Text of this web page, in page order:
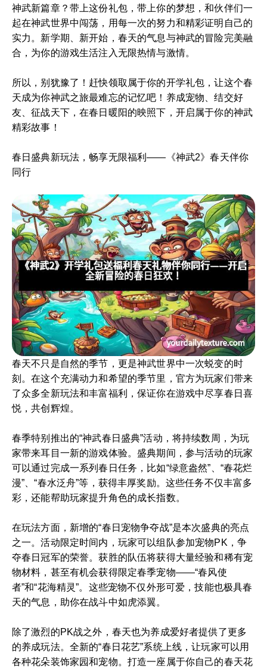
神武新篇章？带上这份礼包，带上你的梦想，和伙伴们一
起在神武世界中闯荡，用每一次的努力和精彩证明自己的
实力。新学期、新开始，春天的气息与神武的冒险完美融
合，为你的游戏生活注入无限热情与激情。
所以，别犹豫了！赶快领取属于你的开学礼包，让这个春
天成为你神武之旅最难忘的记忆吧！养成宠物、结交好
友、征战天下，在春日暖阳的映照下，开启属于你的神武
精彩故事！
春日盛典新玩法，畅享无限福利——《神武2》春天伴你
同行
春天不只是自然的季节，更是神武世界中一次蜕变的时
刻。在这个充满动力和希望的季节里，官方为玩家们带来
了众多全新玩法和丰富福利，保证你在游戏中尽享春日喜
悦，共创辉煌。
春季特别推出的“神武春日盛典”活动，将持续数周，为玩
家带来耳目一新的游戏体验。盛典期间，参与活动的玩家
可以通过完成一系列春日任务，比如“绿意盎然”、“春花烂
漫”、“春水泛舟”等，获得丰厚奖励。这些任务不仅丰富多
彩，还能帮助玩家提升角色的成长指数。
在玩法方面，新增的“春日宠物争夺战”是本次盛典的亮点
之一。活动限定时间内，玩家可以组队参加宠物PK，争
夺春日冠军的荣誉。获胜的队伍将获得大量经验和稀有宠
物材料，甚至有机会获得限定春季宠物——“春风使
者”和“花海精灵”。这些宠物不仅外形可爱，技能也极具春
天的气息，助你在战斗中如虎添翼。
除了激烈的PK战之外，春天也为养成爱好者提供了更多
的养成玩法。全新的“春日花艺”系统上线，让玩家可以用
各种花朵装饰家园和宠物。打造一座属于你自己的春天花